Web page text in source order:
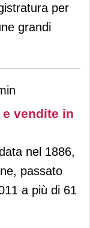
per
grandi
vendite in
nel 1886,
passato
a più di 61